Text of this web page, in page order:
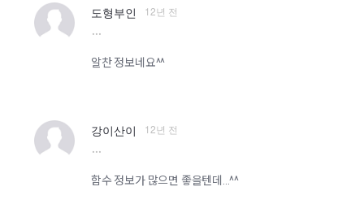
도형부인 12년 전
알찬 정보네요^^
강이산이 12년 전
함수 정보가 많으면 좋을텐데...^^